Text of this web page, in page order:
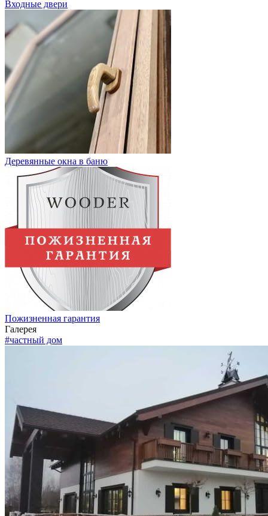
Входные двери
Деревянные окна в баню
Пожизненная гарантия
Галерея
#частный дом